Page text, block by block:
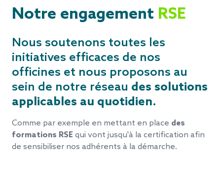
Notre engagement RSE
Nous soutenons toutes les
initiatives efficaces de nos
officines et nous proposons au
sein de notre réseau des solutions
applicables au quotidien.
Comme par exemple en mettant en place des
formations RSE qui vont jusqu'à la certification afin
de sensibiliser nos adhérents à la démarche.